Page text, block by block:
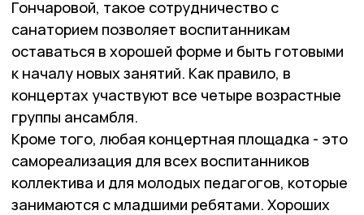
Гончаровой, такое сотрудничество с
санаторием позволяет воспитанникам
оставаться в хорошей форме и быть готовыми
к началу новых занятий. Как правило, в
концертах участвуют все четыре возрастные
группы ансамбля.
Кроме того, любая концертная площадка - это
самореализация для всех воспитанников
коллектива и для молодых педагогов, которые
занимаются с младшими ребятами. Хороших